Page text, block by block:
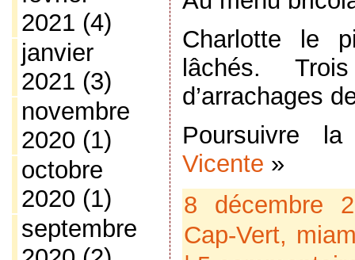
2021 (4)
janvier
2021 (3)
novembre
2020 (1)
octobre
2020 (1)
septembre
Charlotte le
lâchés.
d’arrachages
Poursuivre
Vicente »
8 décembre
Cap-Vert,